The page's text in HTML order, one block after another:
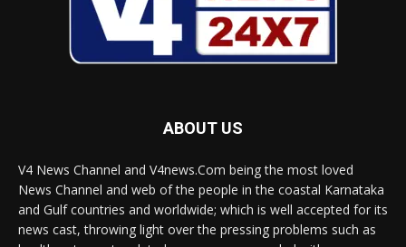
ABOUT US
V4 News Channel and V4news.Com being the most loved
News Channel and web of the people in the coastal Karnataka
and Gulf countries and worldwide; which is well accepted for its
news cast, throwing light over the pressing problems such as